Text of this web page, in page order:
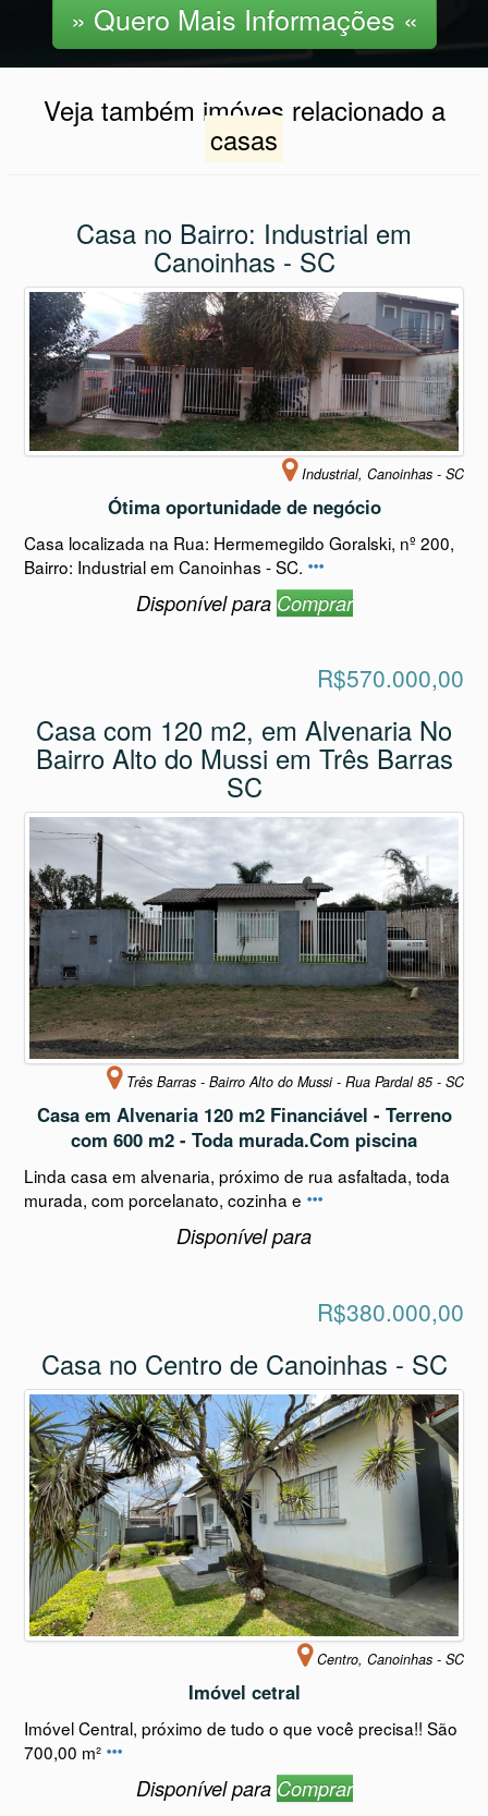
» Quero Mais Informações «
Veja também imóves relacionado a
casas
Casa no Bairro: Industrial em
Canoinhas - SC
Industrial, Canoinhas - SC
Ótima oportunidade de negócio
Casa localizada na Rua: Hermemegildo Goralski, nº 200,
Bairro: Industrial em Canoinhas - SC.
Disponível para Comprar
R$570.000,00
Casa com 120 m2, em Alvenaria No
Bairro Alto do Mussi em Três Barras
SC
Três Barras - Bairro Alto do Mussi - Rua Pardal 85 - SC
Casa em Alvenaria 120 m2 Financiável - Terreno
com 600 m2 - Toda murada.Com piscina
Linda casa em alvenaria, próximo de rua asfaltada, toda
murada, com porcelanato, cozinha e
Disponível para
R$380.000,00
Casa no Centro de Canoinhas - SC
Centro, Canoinhas - SC
Imóvel cetral
Imóvel Central, próximo de tudo o que você precisa!! São
700,00 m²
Disponível para Comprar